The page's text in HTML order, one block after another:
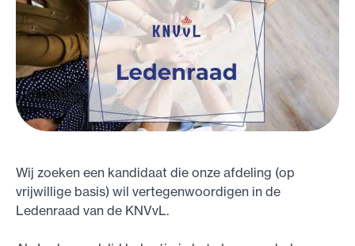
Wij zoeken een kandidaat die onze afdeling (op
vrijwillige basis) wil vertegenwoordigen in de
Ledenraad van de KNVvL.